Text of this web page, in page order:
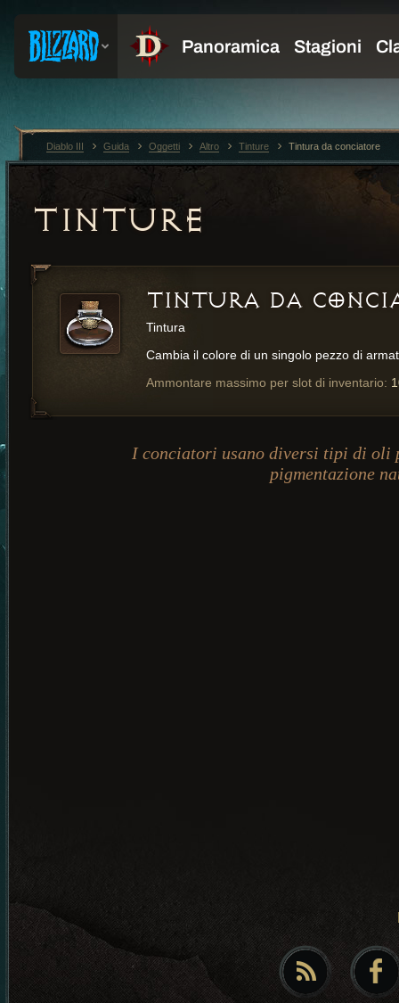
TINTURE
TINTURA DA
Tintura
Cambia il colore di un singolo pezzo di
Ammontare massimo per slot di inventario:
I conciatori usano diversi tipi di oli
pigmentazione
Diablo III Guida Oggetti Altro Tinture Tintura da conciatore